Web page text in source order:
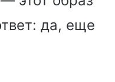
да, еще